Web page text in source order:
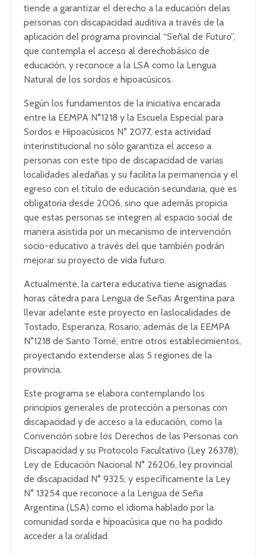
tiende a garantizar el derecho a la educación delas
personas con discapacidad auditiva a través de la
aplicación del programa provincial “Señal de Futuro”,
que contempla el acceso al derechobásico de
educación, y reconoce a la LSA como la Lengua
Natural de los sordos e hipoacúsicos.
Según los fundamentos de la iniciativa encarada
entre la EEMPA N°1218 y la Escuela Especial para
Sordos e Hipoacúsicos N° 2077, esta actividad
interinstitucional no sólo garantiza el acceso a
personas con este tipo de discapacidad de varias
localidades aledañas y su facilita la permanencia y el
egreso con el título de educación secundaria, que es
obligatoria desde 2006, sino que además propicia
que estas personas se integren al espacio social de
manera asistida por un mecanismo de intervención
socio-educativo a través del que también podrán
mejorar su proyecto de vida futuro.
Actualmente, la cartera educativa tiene asignadas
horas cátedra para Lengua de Señas Argentina para
llevar adelante este proyecto en laslocalidades de
Tostado, Esperanza, Rosario; además de la EEMPA
N°1218 de Santo Tomé, entre otros establecimientos,
proyectando extenderse alas 5 regiones de la
provincia.
Este programa se elabora contemplando los
principios generales de protección a personas con
discapacidad y de acceso a la educación, como la
Convención sobre los Derechos de las Personas con
Discapacidad y su Protocolo Facultativo (Ley 26378);
Ley de Educación Nacional N° 26206, ley provincial
de discapacidad N° 9325; y específicamente la Ley
N° 13254 que reconoce a la Lengua de Seña
Argentina (LSA) como el idioma hablado por la
comunidad sorda e hipoacúsica que no ha podido
acceder a la oralidad.